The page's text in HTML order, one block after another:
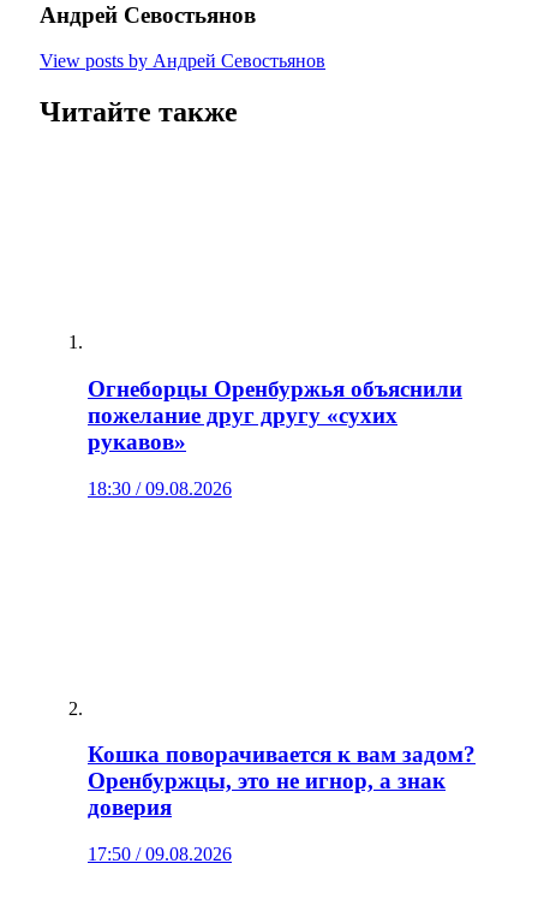
Андрей Севостьянов
View posts by Андрей Севостьянов
Читайте также
Огнеборцы Оренбуржья объяснили
пожелание друг другу «сухих
рукавов»
18:30 / 09.08.2026
Кошка поворачивается к вам задом?
Оренбуржцы, это не игнор, а знак
доверия
17:50 / 09.08.2026